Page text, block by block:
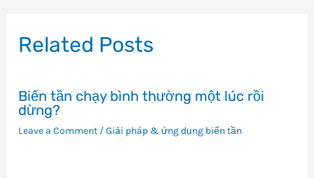
viết
Related Posts
Biến tần chạy bình thường một lúc rồi
dừng?
Leave a Comment /Giải pháp & ứng dụng biến tần